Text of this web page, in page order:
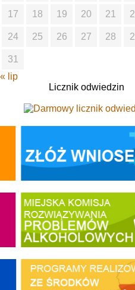
17 18 19 20 21
24 25 26 27 28
31
« lip
Licznik odwiedzin